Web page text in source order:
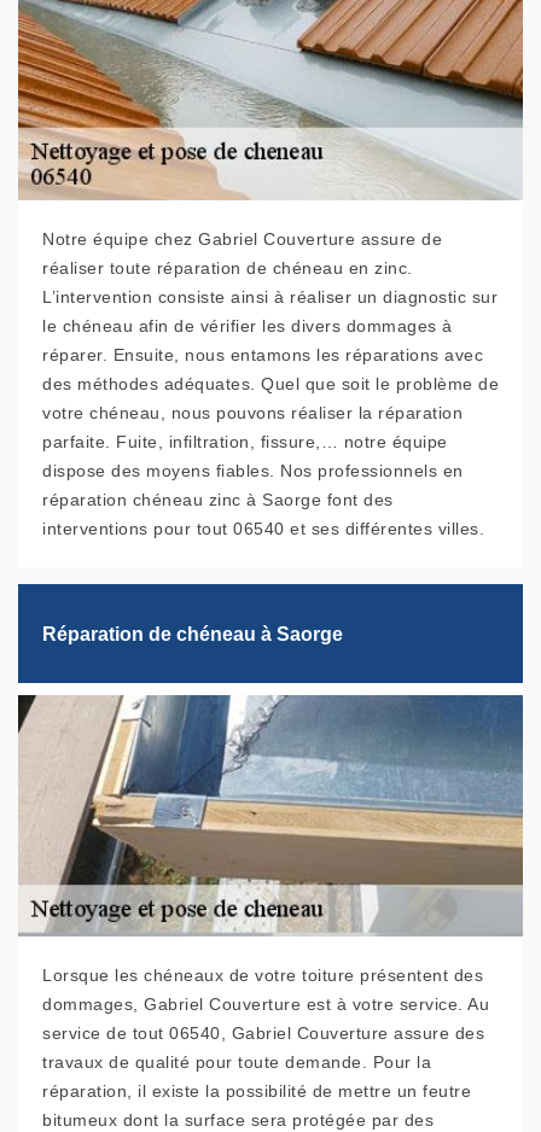
Notre équipe chez Gabriel Couverture assure de
réaliser toute réparation de chéneau en zinc.
L’intervention consiste ainsi à réaliser un diagnostic sur
le chéneau afin de vérifier les divers dommages à
réparer. Ensuite, nous entamons les réparations avec
des méthodes adéquates. Quel que soit le problème de
votre chéneau, nous pouvons réaliser la réparation
parfaite. Fuite, infiltration, fissure,… notre équipe
dispose des moyens fiables. Nos professionnels en
réparation chéneau zinc à Saorge font des
interventions pour tout 06540 et ses différentes villes.
Réparation de chéneau à Saorge
Lorsque les chéneaux de votre toiture présentent des
dommages, Gabriel Couverture est à votre service. Au
service de tout 06540, Gabriel Couverture assure des
travaux de qualité pour toute demande. Pour la
réparation, il existe la possibilité de mettre un feutre
bitumeux dont la surface sera protégée par des